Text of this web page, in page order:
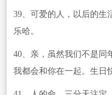
39、可爱的人，以后的生
乐哈。
40、亲，虽然我们不是同
我都会和你在一起。生日